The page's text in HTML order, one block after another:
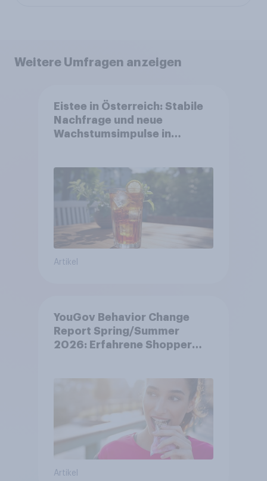
Weitere Umfragen anzeigen
Eistee in Österreich: Stabile
Nachfrage und neue
Wachstumsimpulse in
Artikel
YouGov Behavior Change
Report Spring/Summer
2026: Erfahrene Shopper
Artikel